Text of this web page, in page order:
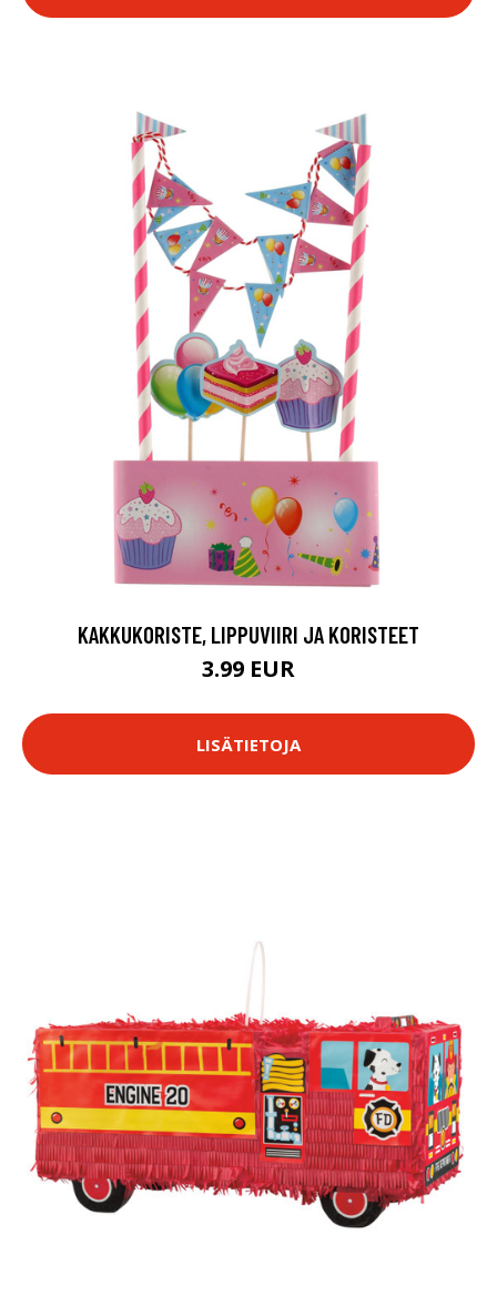
KAKKUKORISTE, LIPPUVIIRI JA KORISTEET
3.99 EUR
LISÄTIETOJA